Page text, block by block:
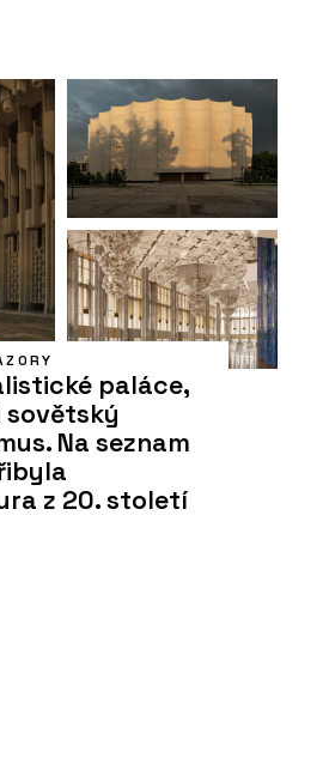
paláce,
sovětský
Na seznam
z 20. století